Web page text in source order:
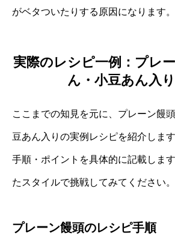
がベタついたりする原因になります。
実際のレシピ一例：プレ
ん・小豆あん入
ここまでの知見を元に、プレーン饅
豆あん入りの実例レシピを紹介しま
手順・ポイントを具体的に記載しま
たスタイルで挑戦してみてください。
プレーン饅頭のレシピ手順